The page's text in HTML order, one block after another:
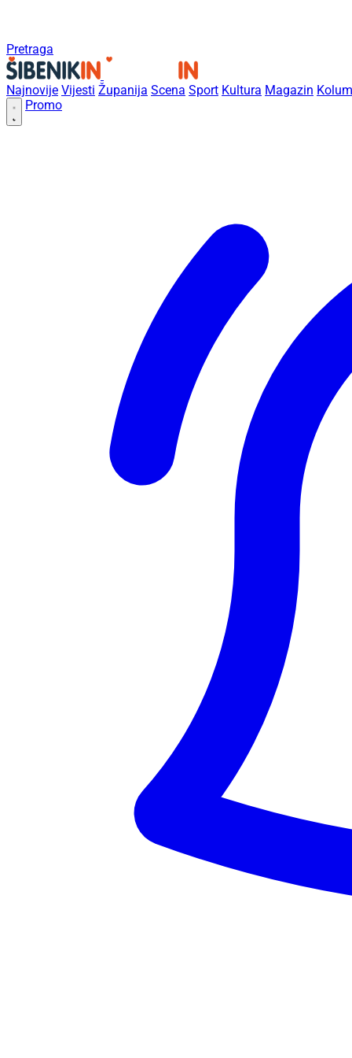
Pretraga
Najnovije Vijesti Županija Scena Sport Kultura Magazin
Promo